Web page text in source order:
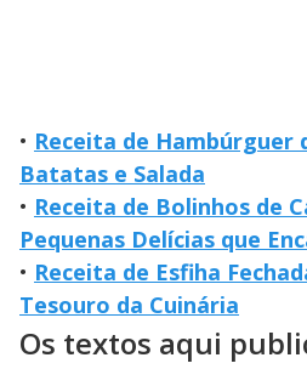
• Receita de Hambúrguer
Batatas e Salada
• Receita de Bolinhos de
Pequenas Delícias que
• Receita de Esfiha
Tesouro da Cuinária
Os textos aqui